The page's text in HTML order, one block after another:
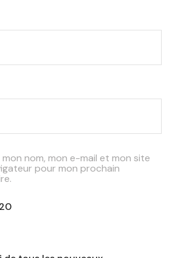
nom, mon e-mail et mon site
pour mon prochain
20